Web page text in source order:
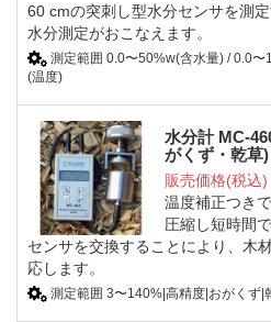
60 cmの突刺し型水分センサを測
水分測定がおこなえます。
測定範囲 0.0〜50%w(含水量) / 0.0
(温度)
水分計 MC-
がくず・乾草)
販売価格(税込)
温度補正つき
圧縮し短時間
センサを交換することにより、木
応します。
測定範囲 3〜140%|高精度|おがくず|